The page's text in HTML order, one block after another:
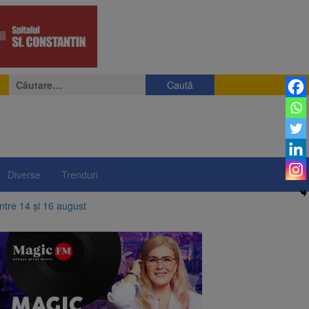
Caută
după:
Diverse Trenduri
14 și 16 august
rusești înghețate
cote din locuințe și